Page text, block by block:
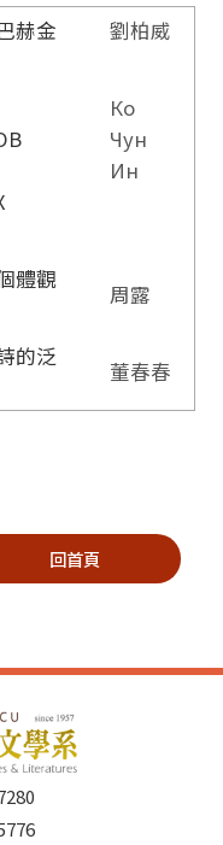
赫金
劉柏威
Ко
Чун
Ин
體觀
周露
的泛
董春春
回首頁